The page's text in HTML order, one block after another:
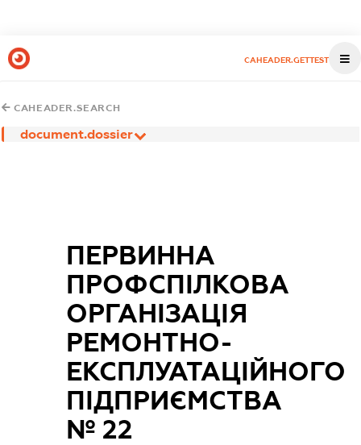
CAHEADER.GETTEST
CAHEADER.SEARCH
document.dossier
ПЕРВИННА
ПРОФСПІЛКОВА
ОРГАНІЗАЦІЯ
РЕМОНТНО-
ЕКСПЛУАТАЦІЙНОГО
ПІДПРИЄМСТВА
№ 22